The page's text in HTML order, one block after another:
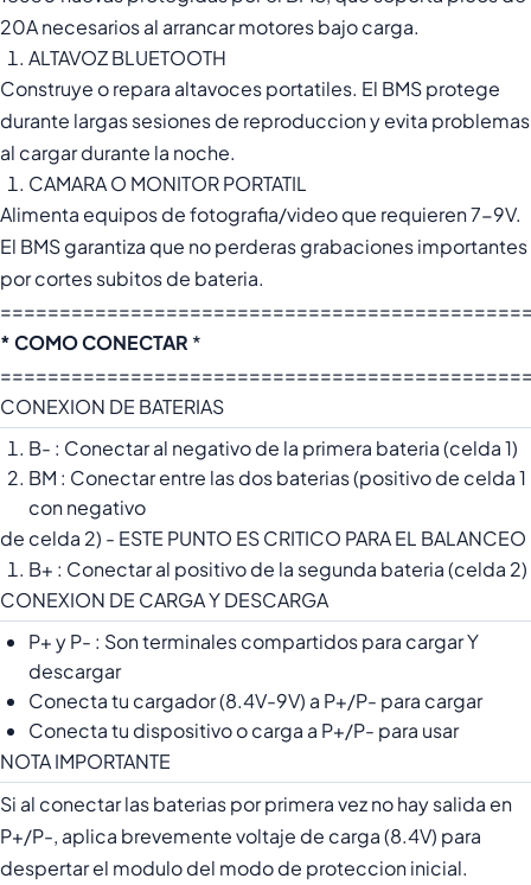
20A necesarios al arrancar motores bajo carga.
ALTAVOZ BLUETOOTH
Construye o repara altavoces portatiles. El BMS protege
durante largas sesiones de reproduccion y evita problemas
al cargar durante la noche.
CAMARA O MONITOR PORTATIL
Alimenta equipos de fotografia/video que requieren 7-9V.
El BMS garantiza que no perderas grabaciones importantes
por cortes subitos de bateria.
* COMO CONECTAR *
CONEXION DE BATERIAS
B- : Conectar al negativo de la primera bateria (celda 1)
BM : Conectar entre las dos baterias (positivo de celda 1
con negativo
de celda 2) - ESTE PUNTO ES CRITICO PARA EL BALANCEO
B+ : Conectar al positivo de la segunda bateria (celda 2)
CONEXION DE CARGA Y DESCARGA
P+ y P- : Son terminales compartidos para cargar Y
descargar
Conecta tu cargador (8.4V-9V) a P+/P- para cargar
Conecta tu dispositivo o carga a P+/P- para usar
NOTA IMPORTANTE
Si al conectar las baterias por primera vez no hay salida en
P+/P-, aplica brevemente voltaje de carga (8.4V) para
despertar el modulo del modo de proteccion inicial.